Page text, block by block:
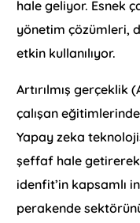
hale geliyor. Esnek
yönetim çözümleri,
etkin kullanılıyor.
Artırılmış gerçeklik
çalışan
Yapay zeka
şeffaf hale getirerek
idenfit’in kapsamlı
perakende